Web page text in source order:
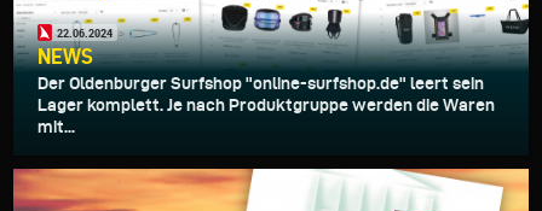
22.06.2024
NEWS
Der Oldenburger Surfshop "online-surfshop.de" leert sein
Lager komplett. Je nach Produktgruppe werden die Waren
mit...